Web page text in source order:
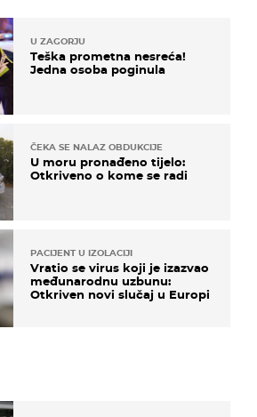
U ZAGORJU
Teška prometna nesreća!
Jedna osoba poginula
ČEKA SE NALAZ OBDUKCIJE
U moru pronađeno tijelo:
Otkriveno o kome se radi
PACIJENT U IZOLACIJI
Vratio se virus koji je izazvao
međunarodnu uzbunu:
Otkriven novi slučaj u Europi